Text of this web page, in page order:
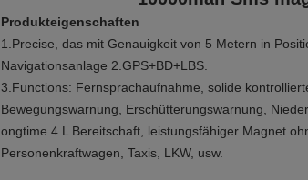
Produkteigenschaften
1.Precise, das mit Genauigkeit von 5 Metern in
Navigationsanlage 2.GPS+BD+LBS.
3.Functions: Fernsprachaufnahme, solide
Bewegungswarnung, Erschütterungswarnung,
ongtime 4.L Bereitschaft, leistungsfähiger Magnet
Personenkraftwagen, Taxis, LKW, usw.